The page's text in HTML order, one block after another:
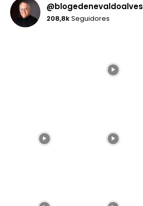
@blogedenevaldoalves
208,8kSeguidores